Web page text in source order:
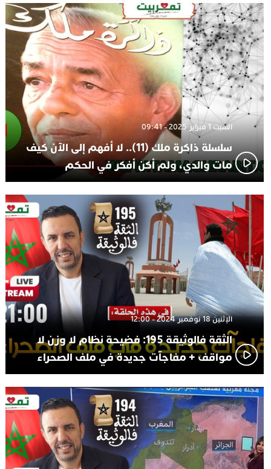
14:37الاعلامي حسن فاتح.. لهذا السبب يرفض بعض لاعبوا المنتخب
تعيين السكتيوي
السبت 1 فبراير 2025 - 09:41
سلسلة ذاكرة ملك (11).. لا أفهم إلى الآن كيف
مات والدي، ولم أكن أفكر في الحكم
الإثنين 18 نوفمبر 2024 - 12:00
الثقة فالوثيقة 195: فضيحة نظام لا وزن لا
مواقف + مفاجآت جديدة في ملف الصحراء